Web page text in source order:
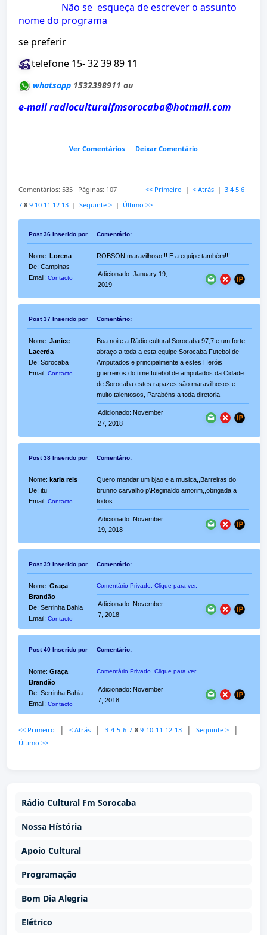
Não se esqueça de escrever o assunto
nome do programa
se preferir
telefone 15- 32 39 89 11
whatsapp 1532398911 ou
e-mail radioculturalfmsorocaba@hotmail.com
Ver Comentários :: Deixar Comentário
Comentários: 535 Páginas: 107<< Primeiro |< Atrás |3 4 5 6
7 8 9 10 11 12 13 |Seguinte > | Último >>
Post 36 Inserido por Comentário:
Nome: Lorena
De: Campinas
Email: Contacto
ROBSON maravilhoso !! E a equipe também!!!
Adicionado: January 19,
2019
Post 37 Inserido por Comentário:
Nome: Janice
Lacerda
De: Sorocaba
Email: Contacto
Boa noite a Rádio cultural Sorocaba 97,7 e um forte
abraço a toda a esta equipe Sorocaba Futebol de
Amputados e principalmente a estes Heróis
guerreiros do time futebol de amputados da Cidade
de Sorocaba estes rapazes são maravilhosos e
muito talentosos, Parabéns a toda diretoria
Adicionado: November
27, 2018
Post 38 Inserido por Comentário:
Nome: karla reis
De: itu
Email: Contacto
Quero mandar um bjao e a musica,,Barreiras do
brunno carvalho p\Reginaldo amorim,,obrigada a
todos
Adicionado: November
19, 2018
Post 39 Inserido por Comentário:
Nome: Graça
Brandão
De: Serrinha Bahia
Email: Contacto
Comentário Privado. Clique para ver.
Adicionado: November
7, 2018
Post 40 Inserido por Comentário:
Nome: Graça
Brandão
De: Serrinha Bahia
Email: Contacto
Comentário Privado. Clique para ver.
Adicionado: November
7, 2018
<< Primeiro |< Atrás |3 4 5 6 7 8 9 10 11 12 13 |Seguinte > |
Último >>
Rádio Cultural Fm Sorocaba
Nossa Hístória
Apoio Cultural
Programação
Bom Dia Alegria
Elétrico